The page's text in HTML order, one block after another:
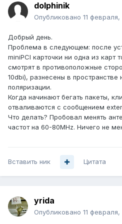
dolphinik
Опубликовано 11
Добрый день.
Проблема в следующем: после
miniPCI карточки ни одна из карт
смотрят в противоположные
10dbi), разнесены в пространстве
поляризации.
Когда начинают бегать пакеты,
отваливаются с сообщением
Что делать? Пробовал менять
частот на 60-80MHz. Ничего не
Вставить ник Цитата
yrida
Опубликовано 11